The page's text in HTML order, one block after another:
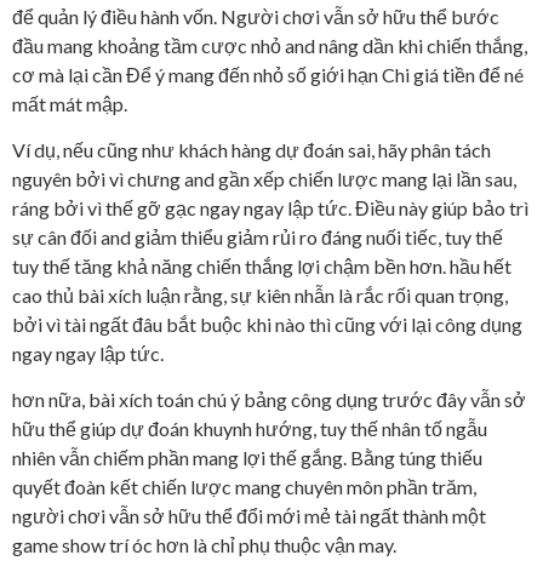
để quản lý điều hành vốn. Người chơi vẫn sở hữu thể bước
đầu mang khoảng tầm cược nhỏ and nâng dần khi chiến thắng,
cơ mà lại cần Để ý mang đến nhỏ số giới hạn Chi giá tiền để né
mất mát mập.
Ví dụ, nếu cũng như khách hàng dự đoán sai, hãy phân tách
nguyên bởi vì chưng and gần xếp chiến lược mang lại lần sau,
ráng bởi vì thế gỡ gạc ngay ngay lập tức. Điều này giúp bảo trì
sự cân đối and giảm thiểu giảm rủi ro đáng nuối tiếc, tuy thế
tuy thế tăng khả năng chiến thắng lợi chậm bền hơn. hầu hết
cao thủ bài xích luận rằng, sự kiên nhẫn là rắc rối quan trọng,
bởi vì tài ngất đâu bắt buộc khi nào thì cũng với lại công dụng
ngay ngay lập tức.
hơn nữa, bài xích toán chú ý bảng công dụng trước đây vẫn sở
hữu thể giúp dự đoán khuynh hướng, tuy thế nhân tố ngẫu
nhiên vẫn chiếm phần mang lợi thế gắng. Bằng túng thiếu
quyết đoàn kết chiến lược mang chuyên môn phần trăm,
người chơi vẫn sở hữu thể đổi mới mẻ tài ngất thành một
game show trí óc hơn là chỉ phụ thuộc vận may.